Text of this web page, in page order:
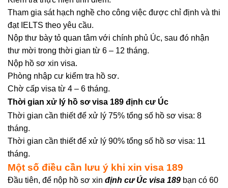
Tham gia sát hạch nghề cho công việc được chỉ định và thi
đạt IELTS theo yêu cầu.
Nộp thư bày tỏ quan tâm với chính phủ Úc, sau đó nhận
thư mời trong thời gian từ 6 – 12 tháng.
Nộp hồ sơ xin visa.
Phòng nhập cư kiểm tra hồ sơ.
Chờ cấp visa từ 4 – 6 tháng.
Thời gian xử lý hồ sơ visa 189 định cư Úc
Thời gian cần thiết để xử lý 75% tổng số hồ sơ visa: 8
tháng.
Thời gian cần thiết để xử lý 90% tổng số hồ sơ visa: 11
tháng.
Một số điều cần lưu ý khi xin visa 189
Đầu tiên, để nộp hồ sơ xin định cư Úc visa 189 bạn có 60